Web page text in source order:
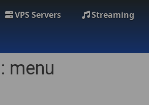
VPS Servers Streaming
menu